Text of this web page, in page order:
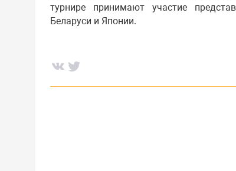
турнире принимают участие
Беларуси и Японии.